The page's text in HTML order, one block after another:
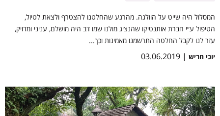
המסלול היה שייט על הוולגה. מהרגע שהחלטנו להצטרף ולצאת לטיול,
הטיפול ע״י חברת אותנטיקו שהנציג מולנו שמו דב היה מושלם, עניני ומדויק,
עזר לנו לקבל החלטה התרשמנו מאמינות וכך...
יוכי חריש | 03.06.2019